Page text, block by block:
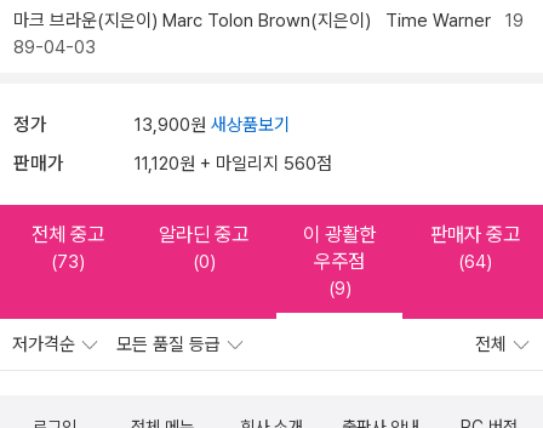
마크 브라운(지은이) Marc Tolon Brown(지은이) Time Warner 19
89-04-03
정가 13,900원 새상품보기
판매가 11,120원 + 마일리지 560점
전체 중고
(73)
알라딘 중고
(0)
이 광활한
우주점
(9)
판매자 중고
(64)
저가격순 모든 품질 등급 전체